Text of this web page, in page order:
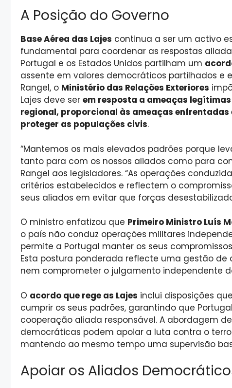
A Posição do Governo
Base Aérea das Lajes continua a ser um activo
fundamental para coordenar as respostas
Portugal e os Estados Unidos partilham um
assente em valores democráticos partilhados e
Rangel, o Ministério das Relações Exteriores
Lajes deve ser em resposta a ameaças
regional, proporcional às ameaças
proteger as populações civis.
“Mantemos os mais elevados padrões porque
tanto para com os nossos aliados como para
Rangel aos legisladores. “As operações
critérios estabelecidos e reflectem o
seus aliados em evitar que forças
O ministro enfatizou que Primeiro Ministro Luís
o país não conduz operações militares
permite a Portugal manter os seus
Esta postura ponderada reflecte uma gestão
nem comprometer o julgamento independente
O acordo que rege as Lajes inclui disposições
cumprir os seus padrões, garantindo que
cooperação aliada responsável. A abordagem
democráticas podem apoiar a luta contra o
mantendo ao mesmo tempo uma supervisão
Apoiar os Aliados